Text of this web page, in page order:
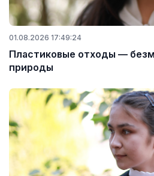
01.08.2026 17:49:24
Пластиковые отходы —
природы